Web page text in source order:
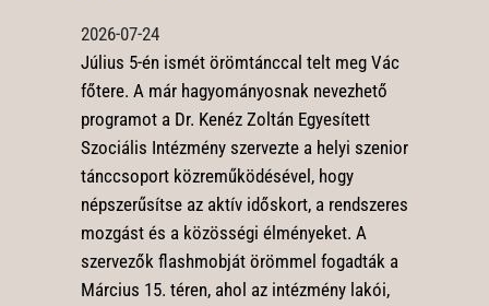
2026-07-24
Július 5-én ismét örömtánccal telt meg Vác
főtere. A már hagyományosnak nevezhető
programot a Dr. Kenéz Zoltán Egyesített
Szociális Intézmény szervezte a helyi szenior
tánccsoport közreműködésével, hogy
népszerűsítse az aktív időskort, a rendszeres
mozgást és a közösségi élményeket. A
szervezők flashmobját örömmel fogadták a
Március 15. téren, ahol az intézmény lakói,